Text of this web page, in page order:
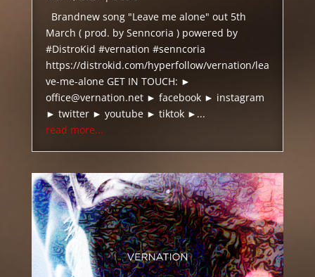
Brandnew song "Leave me alone" out 5th
March ( prod. by Senncoria ) powered by
#DistroKid #vernation #senncoria
https://distrokid.com/hyperfollow/vernation/lea
ve-me-alone GET IN TOUCH: ►
office@vernation.net ► facebook ► instagram
► twitter ► youtube ► tiktok ►...
read more...